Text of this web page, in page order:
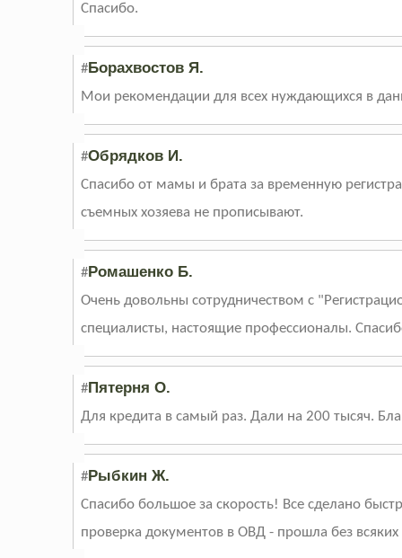
Спасибо.
#Борахвостов Я.
Мои рекомендации для всех нуждающихся в
#Обрядков И.
Спасибо от мамы и брата за временную
съемных хозяева не прописывают.
#Ромашенко Б.
Очень довольны сотрудничеством с
специалисты, настоящие профессионалы.
#Пятерня О.
Для кредита в самый раз. Дали на 200 тысяч.
#Рыбкин Ж.
Спасибо большое за скорость! Все сделано
проверка документов в ОВД - прошла без